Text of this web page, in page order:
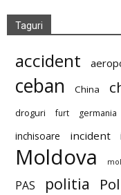
Taguri
accident
ceban China
droguri furt germania
inchisoare incident
Moldova
PAS politia